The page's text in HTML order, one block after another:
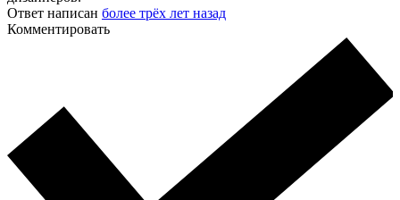
Ответ написан более трёх лет назад
Комментировать